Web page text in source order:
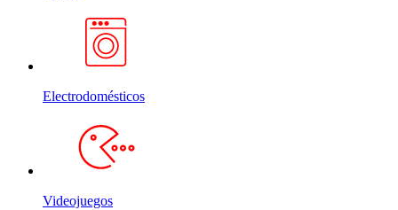
Electrodomésticos
Videojuegos